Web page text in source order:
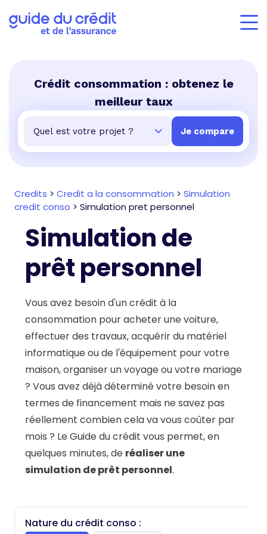
Crédit consommation : obtenez le
meilleur taux
Credits > Credit a la consommation > Simulation
credit conso > Simulation pret personnel
Simulation de
prêt personnel
Vous avez besoin d'un crédit à la
consommation pour acheter une voiture,
effectuer des travaux, acquérir du matériel
informatique ou de l'équipement pour votre
maison, organiser un voyage ou votre mariage
? Vous avez déjà déterminé votre besoin en
termes de financement mais ne savez pas
réellement combien cela va vous coûter par
mois ? Le Guide du crédit vous permet, en
quelques minutes, de réaliser une
simulation de prêt personnel.
Nature du crédit conso :